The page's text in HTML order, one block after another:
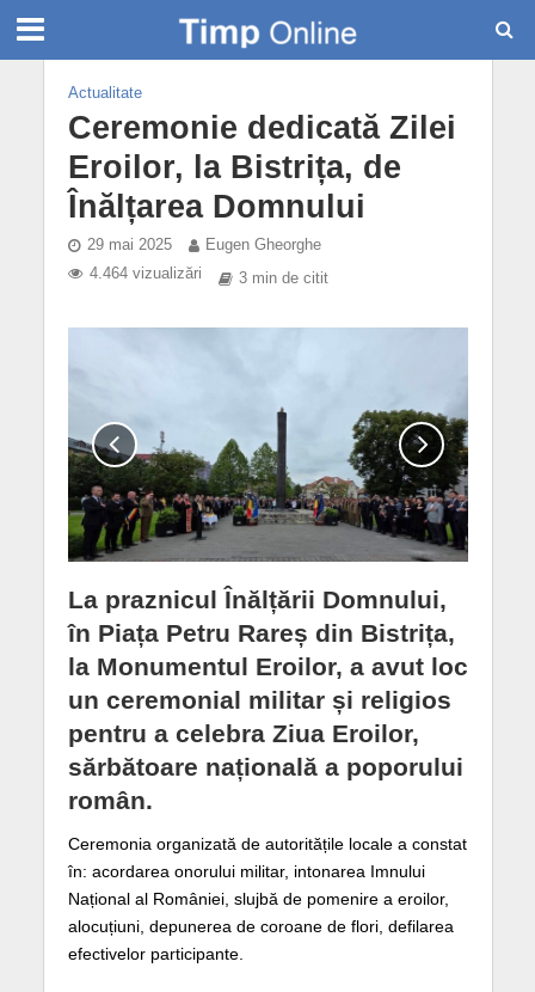
Actualitate
Ceremonie dedicată Zilei
Eroilor, la Bistrița, de
Înălțarea Domnului
29 mai 2025
Eugen Gheorghe
4.464 vizualizări
3 min de citit
La praznicul Înălțării Domnului,
în Piața Petru Rareș din Bistrița,
la Monumentul Eroilor, a avut loc
un ceremonial militar și religios
pentru a celebra Ziua Eroilor,
sărbătoare națională a poporului
român.
Ceremonia organizată de autoritățile locale a constat
în: acordarea onorului militar, intonarea Imnului
Național al României, slujbă de pomenire a eroilor,
alocuțiuni, depunerea de coroane de flori, defilarea
efectivelor participante.